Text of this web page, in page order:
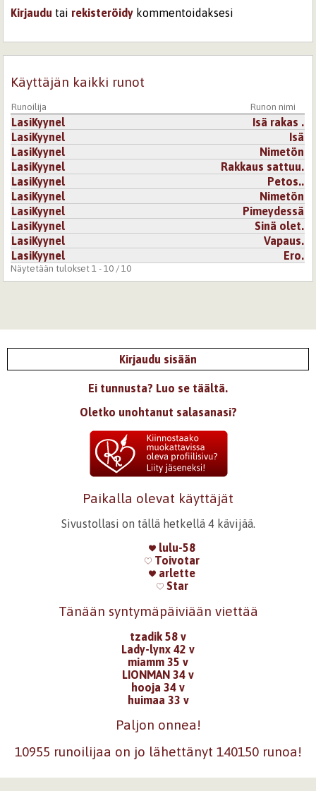
Kirjaudu tai rekisteröidy kommentoidaksesi
3.1.2007 0:00anneliini
Kirjaudutai
20.1.2008 0:00
Aivan kuin minä ennen eroa. Olin kokoajan valmis
ottamaan asiat esille, mutta en kuitenkaan pystynyt. Eikä
pystynyt hänkään. Toivottavatsi tässä kuitenkin kävi
hyvin, tai jos ei niin asiat hoidettiin kasvotuksin ^^
Hieno runo ja hyvin rytmitetty, pidin.
Kirjaudutairekisteröidykommentoidaksesi
20.1.2007 0:00eclipse
Kirjaudutairekisteröidykommentoidaksesi
Käyttäjän kaikki runot
Runoilija Runon nimi
LasiKyynel
Isä rakas .
LasiKyynel
Isä
LasiKyynel
Nimetön
LasiKyynel
Rakkaus sattuu.
LasiKyynel
Petos..
LasiKyynel
Nimetön
LasiKyynel
Pimeydessä
LasiKyynel
Sinä olet.
LasiKyynel
Vapaus.
LasiKyynel
Ero.
Näytetään tulokset 1 - 10 / 10
Kirjaudu sisään
Ei tunnusta? Luo se täältä.
Oletko unohtanut salasanasi?
Paikalla olevat käyttäjät
Sivustollasi on tällä hetkellä 4 kävijää.
lulu-58
Toivotar
arlette
Star
Tänään syntymäpäiviään viettää
tzadik 58 v
Lady-lynx 42 v
miamm 35 v
LIONMAN 34 v
hooja 34 v
huimaa 33 v
Paljon onnea!
10955 runoilijaa on jo lähettänyt 140150 runoa!